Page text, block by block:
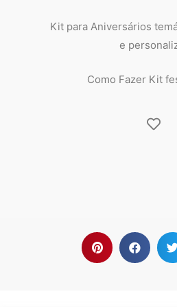
Kit para Aniversários
e
Como Fazer Kit